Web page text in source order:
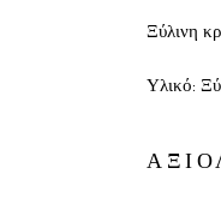
Ξύλινη
Υλικό: